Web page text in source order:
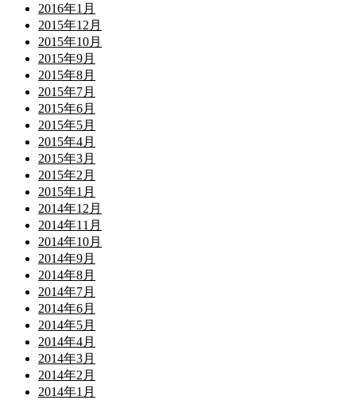
2016年1月
2015年12月
2015年10月
2015年9月
2015年8月
2015年7月
2015年6月
2015年5月
2015年4月
2015年3月
2015年2月
2015年1月
2014年12月
2014年11月
2014年10月
2014年9月
2014年8月
2014年7月
2014年6月
2014年5月
2014年4月
2014年3月
2014年2月
2014年1月